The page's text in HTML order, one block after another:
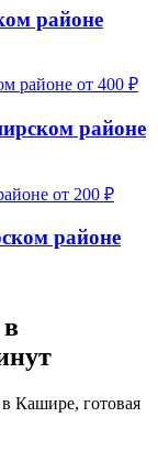
районе
от 400 ₽
районе
от 200 ₽
районе
Кашире, готовая